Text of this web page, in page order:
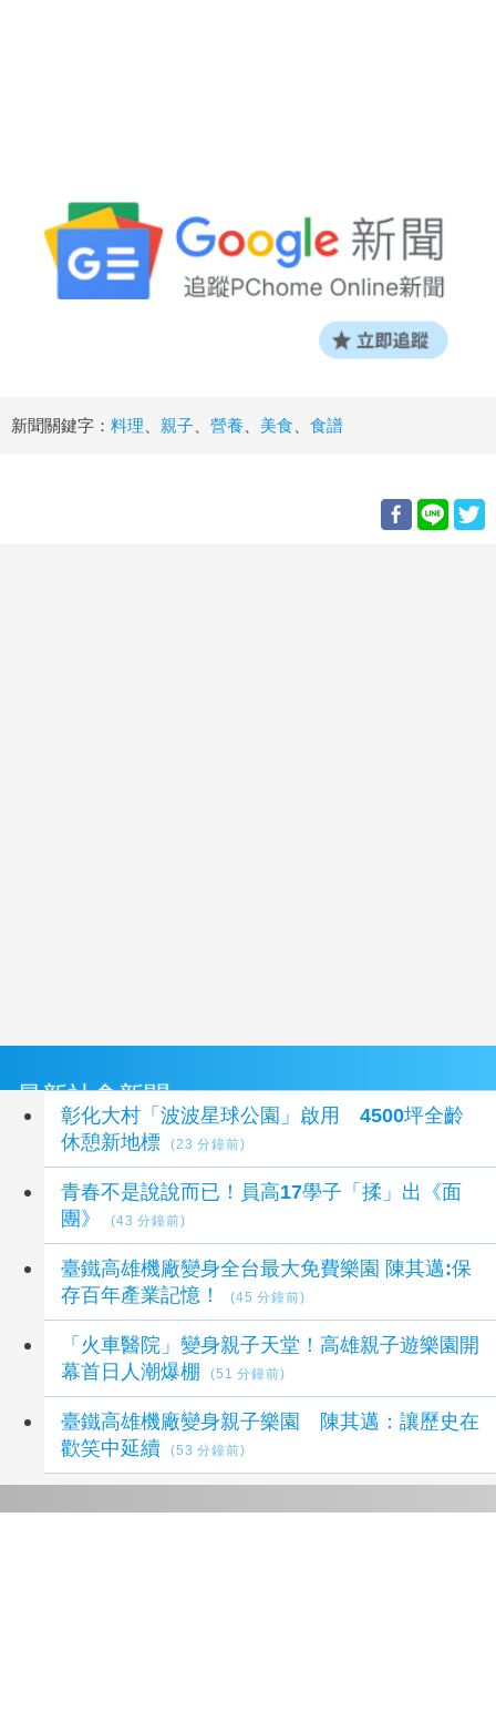
新聞關鍵字： 料理 親子 營養 美食 食譜
最新社會新聞
彰化大村「波波星球公園」啟用 4500坪全齡
休憩新地標
(23 分鐘前)
青春不是說說而已！員高17學子「揉」出《面
團》
(43 分鐘前)
臺鐵高雄機廠變身全台最大免費樂園 陳其邁:保
存百年產業記憶！
(45 分鐘前)
「火車醫院」變身親子天堂！高雄親子遊樂園開
幕首日人潮爆棚
(51 分鐘前)
臺鐵高雄機廠變身親子樂園 陳其邁：讓歷史在
歡笑中延續
(53 分鐘前)